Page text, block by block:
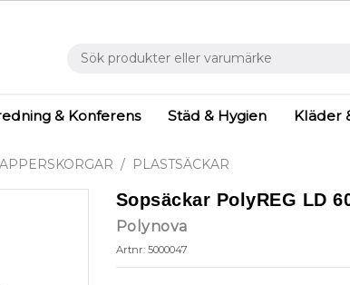
& Konferens Städ & Hygien Kläder
PLASTSÄCKAR
Sopsäckar PolyREG LD
Polynova
Artnr: 5000047